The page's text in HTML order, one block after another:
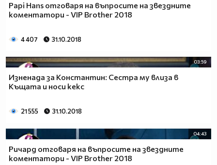
Papi Hans отговаря на въпросите на звездните
коментатори - VIP Brother 2018
4 407 31.10.2018
03:59
Изненада за Константин: Сестра му влиза в
Къщата и носи кекс
21 555 31.10.2018
04:43
Ричард отговаря на въпросите на звездните
коментатори - VIP Brother 2018